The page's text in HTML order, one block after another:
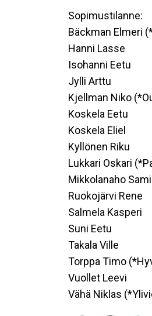
Sopimustilanne:
Bäckman Elmeri
Hanni Lasse
Isohanni Eetu
Jylli Arttu
Kjellman Niko
Koskela Eetu
Koskela Eliel
Kyllönen Riku
Lukkari Oskari
Mikkolanaho
Ruokojärvi Rene
Salmela Kasperi
Suni Eetu
Takala Ville
Torppa Timo
Vuollet Leevi
Vähä Niklas